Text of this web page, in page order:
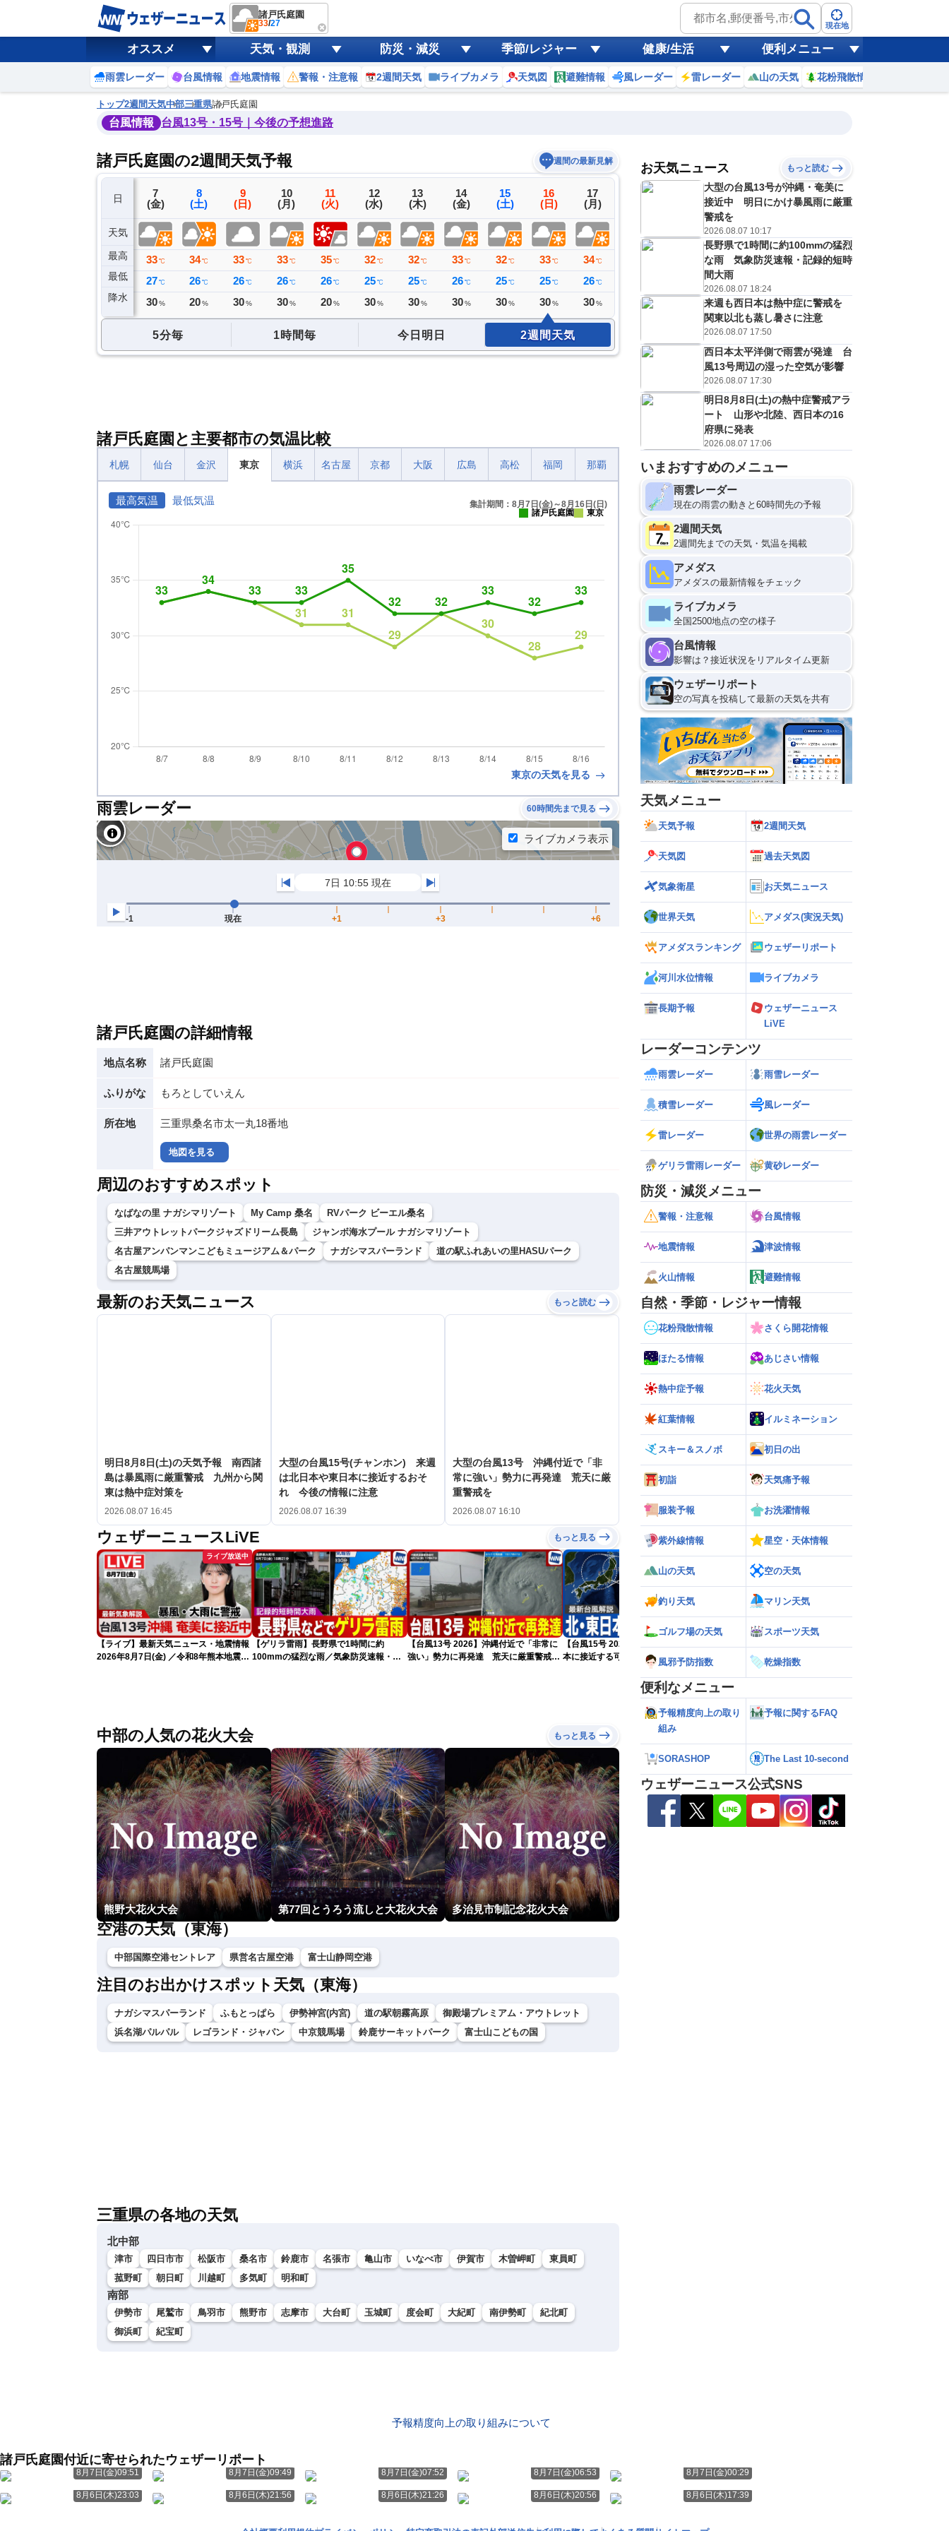
諸戸氏庭園
33/27 現在地
オススメ 天気・観測 防災・減災 季節/レジャー 健康/生活 便利メニュー
雨雲レーダー 台風情報 地震情報 警報・注意報 2週間天気 ライブカメラ 天気図 避難情報 風レーダー 雷レーダー 山の天気 花粉飛散情報
トップ2週間天気中部三重県諸戸氏庭園
台風情報 台風13号・15号｜今後の予想進路
諸戸氏庭園の2週間天気予報 週間の最新見解
日
天気
最高
最低
降水
6
(木)
35℃
26℃
ミリ
7
(金)
33 ℃
27 ℃
30 %
8
(土)
34℃
26 ℃
20 %
9
(日)
33 ℃
26 ℃
30 %
10
(月)
33 ℃
26 ℃
30 %
11
(火)
35℃
26℃
20%
12
(水)
32℃
25℃
30%
13
(木)
32℃
25℃
30%
14
(金)
33℃
26℃
30%
15
(土)
32 ℃
25 ℃
30 %
16
(日)
33 ℃
25 ℃
30 %
17
(月)
34 ℃
26 ℃
30 %
18
%
20
(木)
D
33
26 ℃
30%
21
(金)
C
34℃
20%
予報の
信頼度
B
C
D
5分毎 1時間毎 今日明日 2週間天気
諸戸氏庭園と主要都市の気温比較
札幌 仙台 金沢 東京 横浜 名古屋 京都 大阪 広島 高松 福岡 那覇
最高気温 最低気温
集計期間：8月7日(金)～8月16日(日)
諸戸氏庭園
東京
東京の天気を見る
雨雲レーダー 60時間先まで見る
諸戸氏庭園の詳細情報
地点名称 諸戸氏庭園
ふりがな もろとしていえん
所在地 三重県桑名市太一丸18番地
地図を見る
周辺のおすすめスポット
なばなの里 ナガシマリゾート My Camp 桑名
RVパーク ビーエル桑名
三井アウトレットパークジャズドリーム長島
ジャンボ海水プール ナガシマリゾート
名古屋アンパンマンこどもミュージアム＆パーク
ナガシマスパーランド
道の駅ふれあいの⾥HASUパーク
名古屋競馬場
最新のお天気ニュース もっと読む
明日8月8日(土)の天気予報 南西諸
島は暴風雨に厳重警戒 九州から関
東は熱中症対策を
2026.08.07 16:45
大型の台風15号(チャンホン) 来週
は北日本や東日本に接近するおそ
れ 今後の情報に注意
2026.08.07 16:39
大型の台風13号 沖縄付近で「非
常に強い」勢力に再発達 荒天に厳
重警戒を
2026.08.07 16:10
ウェザーニュースLiVE もっと見る
ライブ放送中
【ライブ】最新天気ニュース・地震情報
2026年8月7日(金) ／令和8年熊本地震情
【ゲリラ雷雨】長野県で1時間に約
100mmの猛烈な雨／気象防災速報・記
【台風13号 2026】沖縄付近で「非常に
強い」勢力に再発達 荒天に厳重警戒を
【台風15号 2026】来週は北日本や東日
本に接近する可能性／ウェザーニュース
気象予報士解説（7日16時更新）
響エリアと渋滞ピークの時間帯は？／
NEXCO中日本情報
中部の人気の花火大会 もっと見る
熊野大花火大会 第77回とうろう流しと大花火大会 多治見市制記念花火大会
空港の天気（東海）
中部国際空港セントレア 県営名古屋空港 富士山静岡空港
注目のお出かけスポット天気（東海）
ナガシマスパーランド ふもとっぱら 伊勢神宮(内宮) 道の駅朝霧高原
御殿場プレミアム・アウトレット
浜名湖パルパル
レゴランド・ジャパン 中京競馬場 鈴鹿サーキットパーク 富士山こどもの国
三重県の各地の天気
北中部
津市 四日市市 松阪市 桑名市 鈴鹿市 名張市 亀山市 いなべ市 伊賀市 木曽岬町
東員町
菰野町
朝日町 川越町 多気町 明和町
南部
伊勢市 尾鷲市 鳥羽市 熊野市 志摩市 大台町 玉城町 度会町 大紀町 南伊勢町
紀北町
御浜町
紀宝町
お天気ニュース もっと読む
大型の台風13号が沖縄・奄美に
接近中 明日にかけ暴風雨に厳重
警戒を
2026.08.07 10:17
長野県で1時間に約100mmの猛烈
な雨 気象防災速報・記録的短時
間大雨
2026.08.07 18:24
来週も西日本は熱中症に警戒を
関東以北も蒸し暑さに注意
2026.08.07 17:50
西日本太平洋側で雨雲が発達 台
風13号周辺の湿った空気が影響
2026.08.07 17:30
明日8月8日(土)の熱中症警戒アラ
ート 山形や北陸、西日本の16
府県に発表
2026.08.07 17:06
いまおすすめのメニュー
雨雲レーダー
現在の雨雲の動きと60時間先の予報
2週間天気
2週間先までの天気・気温を掲載
アメダス
アメダスの最新情報をチェック
ライブカメラ
全国2500地点の空の様子
台風情報
影響は？接近状況をリアルタイム更新
ウェザーリポート
空の写真を投稿して最新の天気を共有
天気メニュー
天気予報 2週間天気
天気図 過去天気図
気象衛星 お天気ニュース
世界天気 アメダス(実況天気)
アメダスランキング ウェザーリポート
河川水位情報 ライブカメラ
長期予報
ウェザーニュース
LiVE
レーダーコンテンツ
雨雲レーダー 雨雪レーダー
積雪レーダー 風レーダー
雷レーダー 世界の雨雲レーダー
ゲリラ雷雨レーダー 黄砂レーダー
防災・減災メニュー
警報・注意報 台風情報
地震情報 津波情報
火山情報 避難情報
自然・季節・レジャー情報
花粉飛散情報 さくら開花情報
ほたる情報 あじさい情報
熱中症予報 花火天気
紅葉情報 イルミネーション
スキー＆スノボ 初日の出
初詣 天気痛予報
服装予報 お洗濯情報
紫外線情報 星空・天体情報
山の天気 空の天気
釣り天気 マリン天気
ゴルフ場の天気 スポーツ天気
風邪予防指数 乾燥指数
便利なメニュー
予報精度向上の取り
組み
予報に関するFAQ
SORASHOP The Last 10-second
ウェザーニュース公式SNS
予報精度向上の取り組みについて
諸戸氏庭園付近に寄せられたウェザーリポート
8月7日(金)09:51 8月7日(金)09:49 8月7日(金)07:52 8月7日(金)06:53 8月7日(金)00:29
8月6日(木)23:03 8月6日(木)21:56 8月6日(木)21:26 8月6日(木)20:56 8月6日(木)17:39